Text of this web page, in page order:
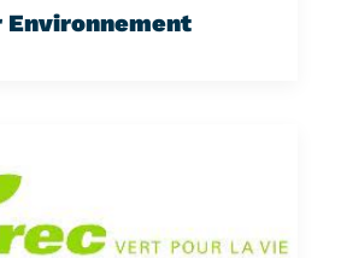
Environnement